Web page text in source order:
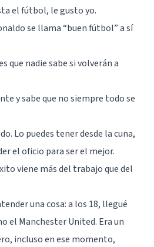
el fútbol, le gusto yo.
se llama “buen fútbol” a sí
que nadie sabe si volverán a
y sabe que no siempre todo se
Lo puedes tener desde la cuna,
el oficio para ser el mejor.
viene más del trabajo que del
una cosa: a los 18, llegué
el Manchester United. Era un
incluso en ese momento,